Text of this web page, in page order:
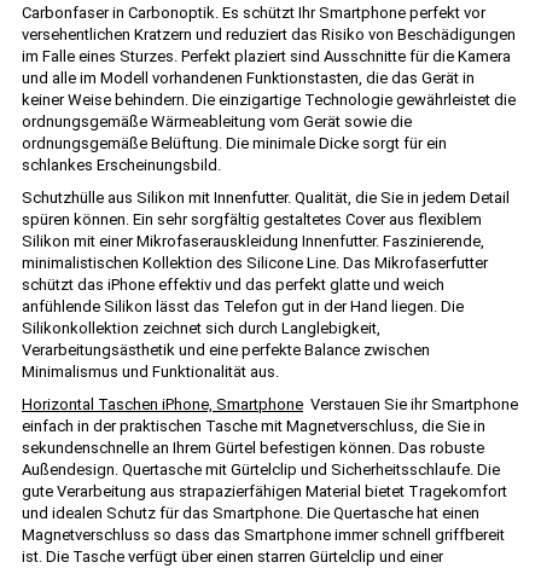
Carbonfaser in Carbonoptik. Es schützt Ihr Smartphone perfekt vor
versehentlichen Kratzern und reduziert das Risiko von Beschädigungen
im Falle eines Sturzes. Perfekt plaziert sind Ausschnitte für die Kamera
und alle im Modell vorhandenen Funktionstasten, die das Gerät in
keiner Weise behindern. Die einzigartige Technologie gewährleistet die
ordnungsgemäße Wärmeableitung vom Gerät sowie die
ordnungsgemäße Belüftung. Die minimale Dicke sorgt für ein
schlankes Erscheinungsbild.
Schutzhülle aus Silikon mit Innenfutter. Qualität, die Sie in jedem Detail
spüren können. Ein sehr sorgfältig gestaltetes Cover aus flexiblem
Silikon mit einer Mikrofaserauskleidung Innenfutter. Faszinierende,
minimalistischen Kollektion des Silicone Line. Das Mikrofaserfutter
schützt das iPhone effektiv und das perfekt glatte und weich
anfühlende Silikon lässt das Telefon gut in der Hand liegen. Die
Silikonkollektion zeichnet sich durch Langlebigkeit,
Verarbeitungsästhetik und eine perfekte Balance zwischen
Minimalismus und Funktionalität aus.
Horizontal Taschen iPhone, Smartphone Verstauen Sie ihr Smartphone
einfach in der praktischen Tasche mit Magnetverschluss, die Sie in
sekundenschnelle an Ihrem Gürtel befestigen können. Das robuste
Außendesign. Quertasche mit Gürtelclip und Sicherheitsschlaufe. Die
gute Verarbeitung aus strapazierfähigen Material bietet Tragekomfort
und idealen Schutz für das Smartphone. Die Quertasche hat einen
Magnetverschluss so dass das Smartphone immer schnell griffbereit
ist. Die Tasche verfügt über einen starren Gürtelclip und einer